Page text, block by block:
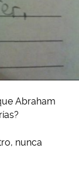
Abraham
nunca